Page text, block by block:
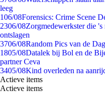
leeg
106/08Forensics: Crime Scene
2306/08Zorgmedewerkster die
ontslagen
3706/08Random Pics van de
1805/08Datalek bij Bol en de
partner Ceva
3405/08Kind overleden na
Actieve items
Actieve items